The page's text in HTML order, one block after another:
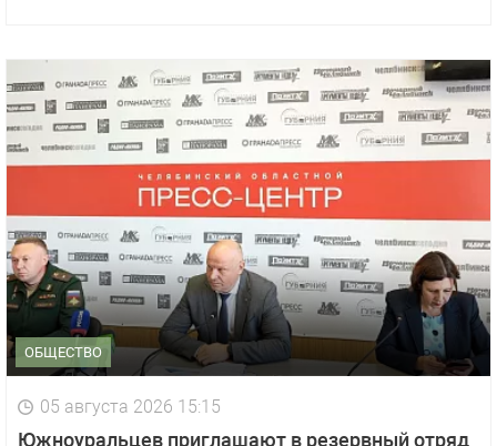
ОБЩЕСТВО
05 августа 2026 15:15
Южноуральцев приглашают в резервный отряд